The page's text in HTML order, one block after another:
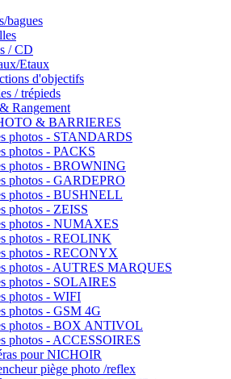
bagues
/ CD
Etaux
d'objectifs
/ trépieds
Rangement
& BARRIERES
photos - STANDARDS
photos - PACKS
photos - BROWNING
photos - GARDEPRO
photos - BUSHNELL
photos - ZEISS
photos - NUMAXES
photos - REOLINK
photos - RECONYX
photos - AUTRES MARQUES
photos - SOLAIRES
photos - WIFI
photos - GSM 4G
photos - BOX ANTIVOL
photos - ACCESSOIRES
pour NICHOIR
piège photo /reflex